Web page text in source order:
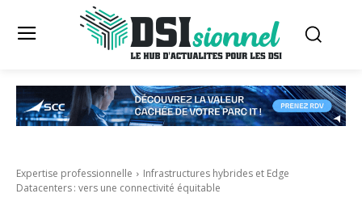
Expertise professionnelle
Infrastructures hybrides et Edge
Datacenters : vers une connectivité équitable